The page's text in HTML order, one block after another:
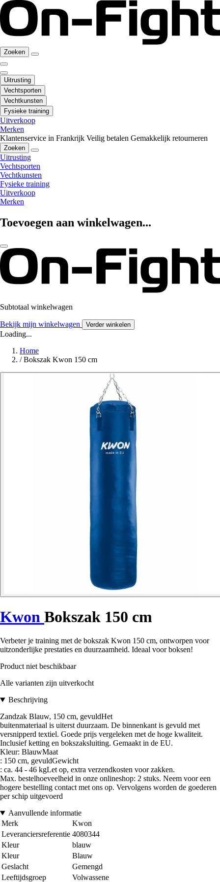
Zoeken
Uitrusting
Vechtsporten
Vechtkunsten
Fysieke training
Uitverkoop
Merken
Klantenservice in Frankrijk Veilig betalen Gemakkelijk retourneren
Zoeken
Uitrusting
Vechtsporten
Vechtkunsten
Fysieke training
Uitverkoop
Merken
Toevoegen aan winkelwagen...
Subtotaal winkelwagen
Bekijk mijn winkelwagen Verder winkelen
Loading...
Home
/ Bokszak Kwon 150 cm
Kwon Bokszak 150 cm
Verbeter je training met de bokszak Kwon 150 cm, ontworpen voor
uitzonderlijke prestaties en duurzaamheid. Ideaal voor boksen!
Product niet beschikbaar
Alle varianten zijn uitverkocht
Beschrijving
Zandzak Blauw, 150 cm, gevuldHet
buitenmateriaal is uiterst duurzaam. De binnenkant is gevuld met
versnipperd textiel. Goede prijs vergeleken met de hoge kwaliteit.
Inclusief ketting en bokszaksluiting. Gemaakt in de EU.
Kleur: BlauwMaat
: 150 cm, gevuldGewicht
: ca. 44 - 46 kgLet op, extra verzendkosten voor zakken.
Max. bestelhoeveelheid in onze onlineshop: 2 stuks. Neem voor een
hogere bestelling contact met ons op. Vervolgens worden de goederen
per schip uitgevoerd
Aanvullende informatie
Merk
Kwon
Leveranciersreferentie 4080344
Kleur
blauw
Kleur
Blauw
Geslacht
Gemengd
Leeftijdsgroep
Volwassene